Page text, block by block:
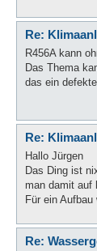
Re:
R456A kann
Das Thema
das ein
Re:
Hallo Jürgen
Das Ding ist
man damit auf
Für ein
Re: